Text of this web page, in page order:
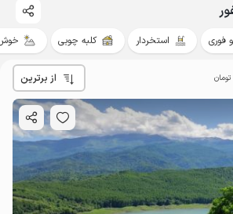
فوری استخردار کلبه چوبی
تومان از برترین